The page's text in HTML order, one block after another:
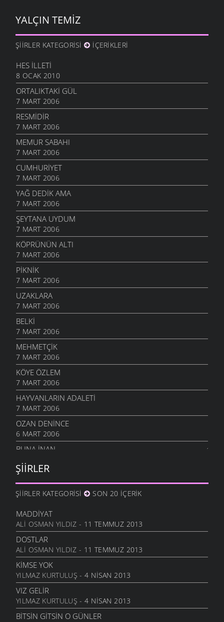
YALÇIN TEMIZ
ŞIIRLER KATEGORISI İÇERIKLERI
HES İLLETI
8 OCAK 2010
ORTALIKTAKI GÜL
7 MART 2006
RESMIDIR
7 MART 2006
MEMUR SABAHI
7 MART 2006
CUMHURIYET
7 MART 2006
YAĞ DEDIK AMA
7 MART 2006
ŞEYTANA UYDUM
7 MART 2006
KÖPRÜNÜN ALTI
7 MART 2006
PIKNIK
7 MART 2006
UZAKLARA
7 MART 2006
BELKI
7 MART 2006
MEHMETÇIK
7 MART 2006
KÖYE ÖZLEM
7 MART 2006
HAYVANLARIN ADALETI
7 MART 2006
OZAN DENINCE
6 MART 2006
BUNA İNAN
NASIL OLUR
6 MART 2006
İHTIYAR İNSAN
6 MART 2006
SEVGI ÜSTÜNE
6 MART 2006
ANLATAMADIK
6 MART 2006
GEL
6 MART 2006
ANNE
6 MART 2006
ŞIIRLER
ŞIIRLER KATEGORISI SON 20 İÇERIK
MADDIYAT
ALI OSMAN YILDIZ - 11 TEMMUZ 2013
DOSTLAR
ALI OSMAN YILDIZ - 11 TEMMUZ 2013
KIMSE YOK
YILMAZ KURTULUŞ - 4 NISAN 2013
VIZ GELIR
YILMAZ KURTULUŞ - 4 NISAN 2013
BITSIN GITSIN O GÜNLER